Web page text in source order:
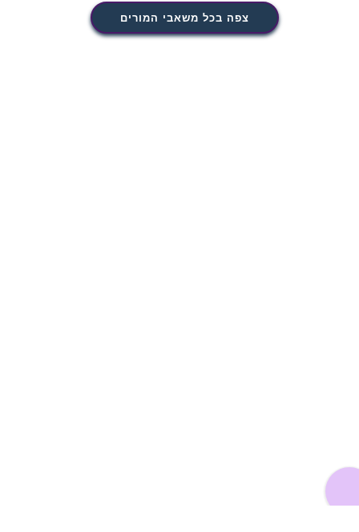
צפה בכל משאבי המורים